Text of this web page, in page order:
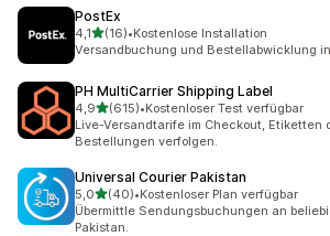
PostEx
4,1von 5 Sternen
(16)
16 Rezensionen insgesamt
•Kostenlose Installation
Versandbuchung und Bestellabwicklung in
PH MultiCarrier Shipping Label
4,9von 5 Sternen
(615)
615 Rezensionen insgesamt
•Kostenloser Test verfügbar
Live-Versandtarife im Checkout, Etiketten
Bestellungen verfolgen.
Universal Courier Pakistan
5,0von 5 Sternen
(40)
40 Rezensionen insgesamt
•Kostenloser Plan verfügbar
Übermittle Sendungsbuchungen an
Pakistan.